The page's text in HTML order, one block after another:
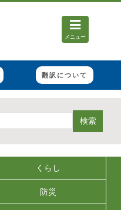
メニュー
翻訳について
検索
くらし
防災